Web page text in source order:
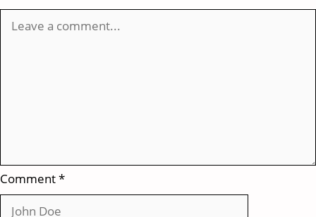
Comment*